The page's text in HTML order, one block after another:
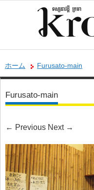
ホーム Furusato-main
Furusato-main
← Previous Next →